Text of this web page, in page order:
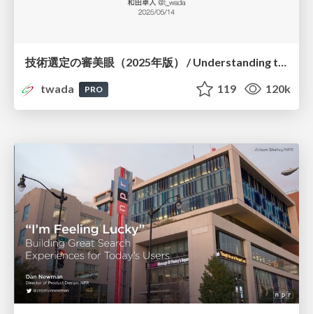
技術選定の審美眼（2025年版） / Understanding the Spiral of Technologies 2025 edition
twada
PRO 119 120k